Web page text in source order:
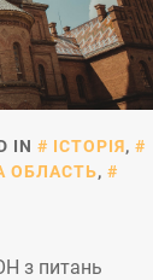
IN ІСТОРІЯ,
ОБЛАСТЬ,
з питань